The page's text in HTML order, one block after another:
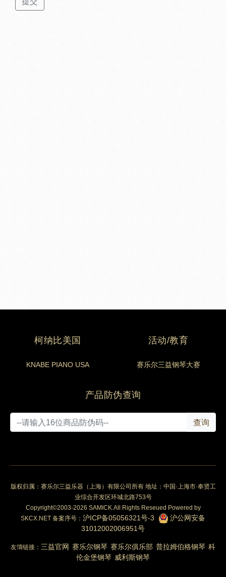
柯纳比美国
KNABE PIANO USA
活动/教育
赛乐尔三益钢琴大赛
产品防伪查询
查询
版权归属：赛乐尔三益乐器（上海）有限公司所有 地址：中国·上海市·奉贤工
业综合开发区环城北路753号
Copyright©2003-2026 SAMICK.All Rights Reseued Powered by
SKCX.NET 备案序号： 沪ICP备05056321号-3
沪公网安备
31012002006951号
友情链接： 三益官网 赛乐尔钢琴 赛乐尔俱乐部 普拉姆伯格钢琴 科
伦金堡钢琴
威利斯钢琴